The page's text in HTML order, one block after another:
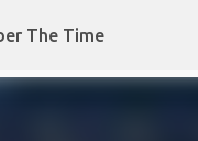
プしてメイン コンテン
The Time